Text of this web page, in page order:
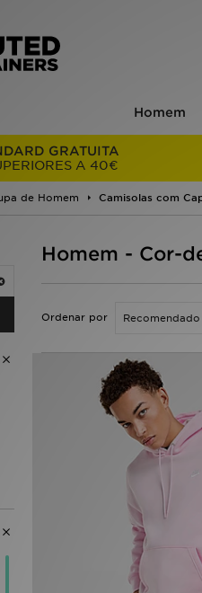
Homem
GRATUITA
A 40€
de Homem Camisolas com
Homem - Cor-
Ordenar por